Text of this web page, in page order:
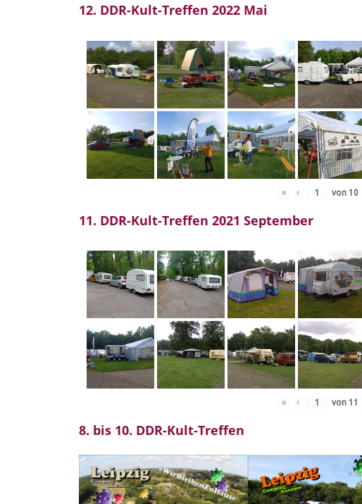
12. DDR-Kult-Treffen 2022 Mai
« ‹ von10
11. DDR-Kult-Treffen 2021 September
« ‹ von11
8. bis 10. DDR-Kult-Treffen